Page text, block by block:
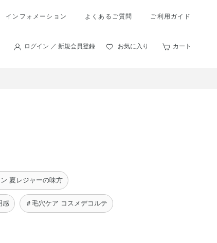
インフォメーション よくあるご質問 ご利用ガイド
ログイン ／ 新規会員登録 お気に入り カート
夏レジャーの味方
感 ＃毛穴ケア コスメデコルテ